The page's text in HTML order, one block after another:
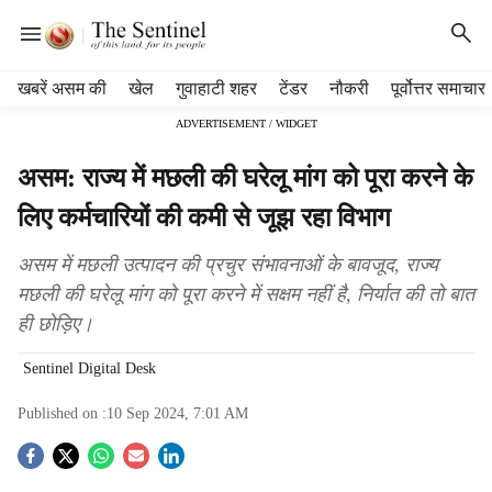
खबरें असम की खेल गुवाहाटी शहर टेंडर नौकरी पूर्वोत्तर समाचार
ADVERTISEMENT / WIDGET
असम: राज्य में मछली की घरेलू मांग को पूरा करने के
लिए कर्मचारियों की कमी से जूझ रहा विभाग
असम में मछली उत्पादन की प्रचुर संभावनाओं के बावजूद, राज्य
मछली की घरेलू मांग को पूरा करने में सक्षम नहीं है, निर्यात की तो बात
ही छोड़िए।
Sentinel Digital Desk
Published on :10 Sep 2024, 7:01 AM
S